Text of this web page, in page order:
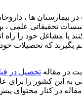
بیمارستان ها ،
تحقیقاتی علمی
یا مشاغل خود را راه
بگیرند که تحصیلات
در مقاله تحصیل در
به این کشور را برای
در کنار محتوای